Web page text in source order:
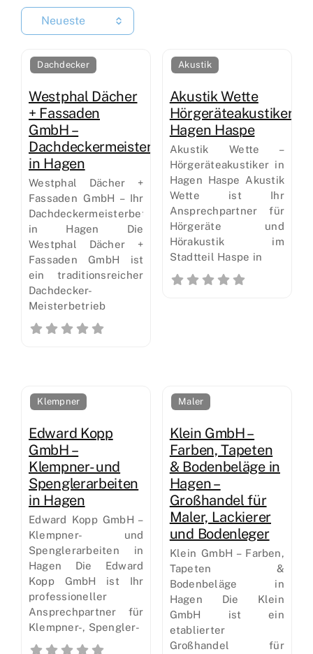
Neueste
Dachdecker
Westphal Dächer
+ Fassaden
GmbH –
Dachdeckermeisterbetrieb
in Hagen
Westphal Dächer +
Fassaden GmbH – Ihr
Dachdeckermeisterbetrieb
in Hagen Die
Westphal Dächer +
Fassaden GmbH ist
ein traditionsreicher
Dachdecker-
Meisterbetrieb
Akustik
Akustik Wette
Hörgeräteakustiker
Hagen Haspe
Akustik Wette –
Hörgeräteakustiker in
Hagen Haspe Akustik
Wette ist Ihr
Ansprechpartner für
Hörgeräte und
Hörakustik im
Stadtteil Haspe in
Klempner
Edward Kopp
GmbH –
Klempner- und
Spenglerarbeiten
in Hagen
Edward Kopp GmbH –
Klempner- und
Spenglerarbeiten in
Hagen Die Edward
Kopp GmbH ist Ihr
professioneller
Ansprechpartner für
Klempner-, Spengler-
Maler
Klein GmbH –
Farben, Tapeten
& Bodenbeläge in
Hagen –
Großhandel für
Maler, Lackierer
und Bodenleger
Klein GmbH – Farben,
Tapeten &
Bodenbeläge in
Hagen Die Klein
GmbH ist ein
etablierter
Großhandel für